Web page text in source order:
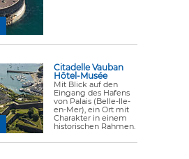
Citadelle Vauban
Hôtel-Musée
Mit Blick auf den
Eingang des Hafens
von Palais (Belle-Ile-
en-Mer), ein Ort mit
Charakter in einem
historischen Rahmen.